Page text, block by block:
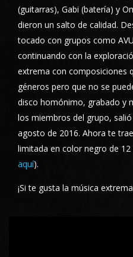
(guitarras), Gabi (batería) y
dieron un salto de calidad.
tocado con grupos como
continuando con la
extrema con composiciones
géneros pero que no se
disco homónimo, grabado y
los miembros del grupo,
agosto de 2016. Ahora te
limitada en color negro de
aquí).
¡Si te gusta la música